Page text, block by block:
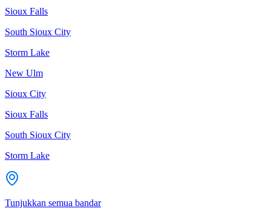
Sioux Falls
South Sioux City
Storm Lake
New Ulm
Sioux City
Sioux Falls
South Sioux City
Storm Lake
Tunjukkan semua bandar